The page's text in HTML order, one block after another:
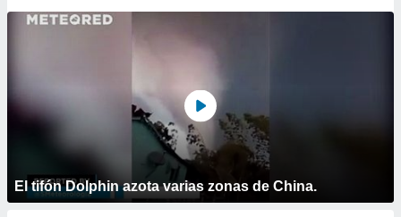
El tifón Dolphin azota varias zonas de China.